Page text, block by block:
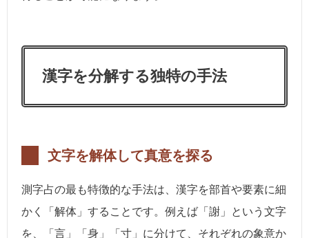
漢字を分解する独特の手法
文字を解体して真意を探る
測字占の最も特徴的な手法は、漢字を部首や要素に細
かく「解体」することです。例えば「謝」という文字
を、「言」「身」「寸」に分けて、それぞれの象意か